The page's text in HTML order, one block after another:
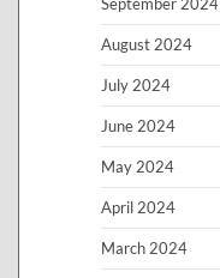
August 2024
July 2024
June 2024
May 2024
April 2024
March 2024